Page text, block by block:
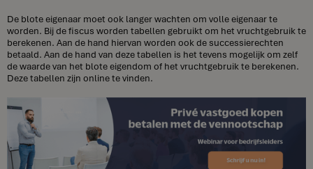
De blote eigenaar moet ook langer wachten om volle eigenaar te
worden. Bij de fiscus worden tabellen gebruikt om het vruchtgebruik te
berekenen. Aan de hand hiervan worden ook de successierechten
betaald. Aan de hand van deze tabellen is het tevens mogelijk om zelf
de waarde van het blote eigendom of het vruchtgebruik te berekenen.
Deze tabellen zijn online te vinden.